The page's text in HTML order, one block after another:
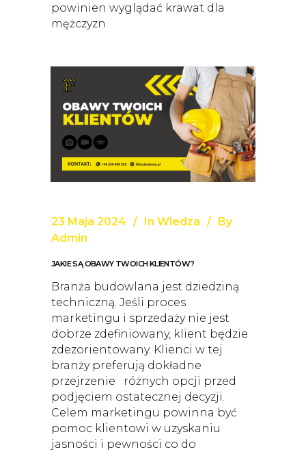
powinien wyglądać krawat dla
mężczyzn
23 Maja 2024 In Wiedza
By
Admin
JAKIE SĄ OBAWY TWOICH KLIENTÓW?
Branża budowlana jest dziedziną
techniczną. Jeśli proces
marketingu i sprzedaży nie jest
dobrze zdefiniowany, klient będzie
zdezorientowany. Klienci w tej
branży preferują dokładne
przejrzenie różnych opcji przed
podjęciem ostatecznej decyzji.
Celem marketingu powinna być
pomoc klientowi w uzyskaniu
jasności i pewności co do